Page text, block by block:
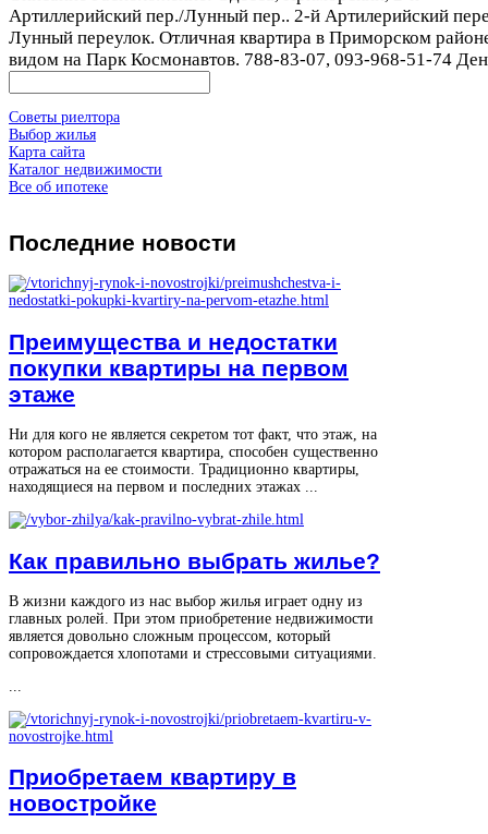
Артиллерийский пер./Лунный пер.. 2-й Артилерийский
Лунный переулок. Отличная квартира в Приморском
видом на Парк Космонавтов. 788-83-07, 093-968-51-74
Советы риелтора
Выбор жилья
Карта сайта
Каталог недвижимости
Все об ипотеке
Последние новости
Преимущества и недостатки
покупки квартиры на первом
этаже
Ни для кого не является секретом тот факт, что этаж, на
котором располагается квартира, способен существенно
отражаться на ее стоимости. Традиционно квартиры,
находящиеся на первом и последних этажах ...
Как правильно выбрать жилье?
В жизни каждого из нас выбор жилья играет одну из
главных ролей. При этом приобретение недвижимости
является довольно сложным процессом, который
сопровождается хлопотами и стрессовыми ситуациями.
...
Приобретаем квартиру в
новостройке